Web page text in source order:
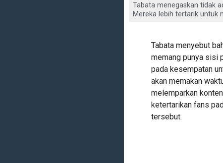
Tabata menegaskan tidak
Mereka lebih tertarik untuk
Tabata menyebut
memang punya sisi
pada kesempatan
akan memakan
melemparkan
ketertarikan fans
tersebut.